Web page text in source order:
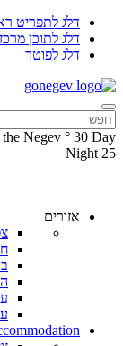
דלג לתפריט
דלג לתוכן
דלג לפוטר
Negev ° 30 Day
25
Night
Facebook
Instagramאזורים